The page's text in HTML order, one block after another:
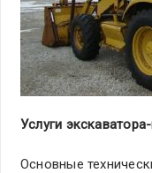
Услуги экскаватора
Основные